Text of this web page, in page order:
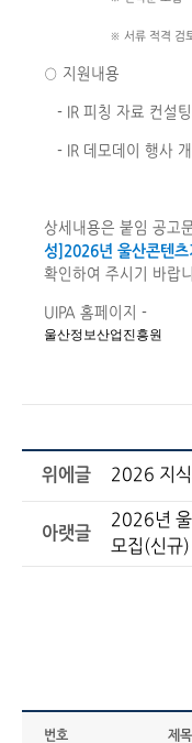
※ 서류 적격 검
○ 지원내용
- IR 피칭 자료 컨설
- IR 데모데이 행사 개
상세내용은 붙임 공고
성]2026년 울산콘텐츠
확인하여 주시기 바랍
UIPA 홈페이지 -
울산정보산업진흥원
위에글 2026 지
아랫글
2026년 울
모집(신규)
번호 제목